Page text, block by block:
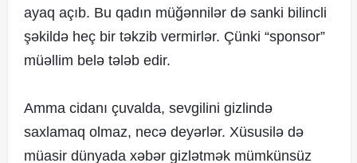
ayaq açıb. Bu qadın müğənnilər də sanki bilincli
şəkildə heç bir təkzib vermirlər. Çünki “sponsor”
müəllim belə tələb edir.
Amma cidanı çuvalda, sevgilini gizlində
saxlamaq olmaz, necə deyərlər. Xüsusilə də
müasir dünyada xəbər gizlətmək mümkünsüz